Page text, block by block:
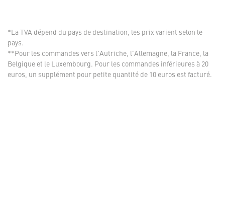
*La TVA dépend du pays de destination, les prix varient selon le
pays.
**Pour les commandes vers l'Autriche, l'Allemagne, la France, la
Belgique et le Luxembourg. Pour les commandes inférieures à 20
euros, un supplément pour petite quantité de 10 euros est facturé.